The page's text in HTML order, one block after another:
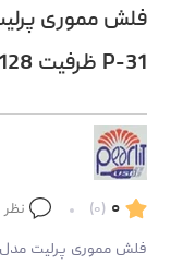
فلش مموری
P-31 ظرفیت 128 گیگابایت
۰ (۰)